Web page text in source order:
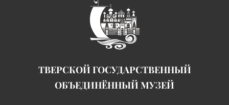
ТВЕРСКОЙ ГОСУДАРСТВЕННЫЙ
ОБЪЕДИНЁННЫЙ МУЗЕЙ